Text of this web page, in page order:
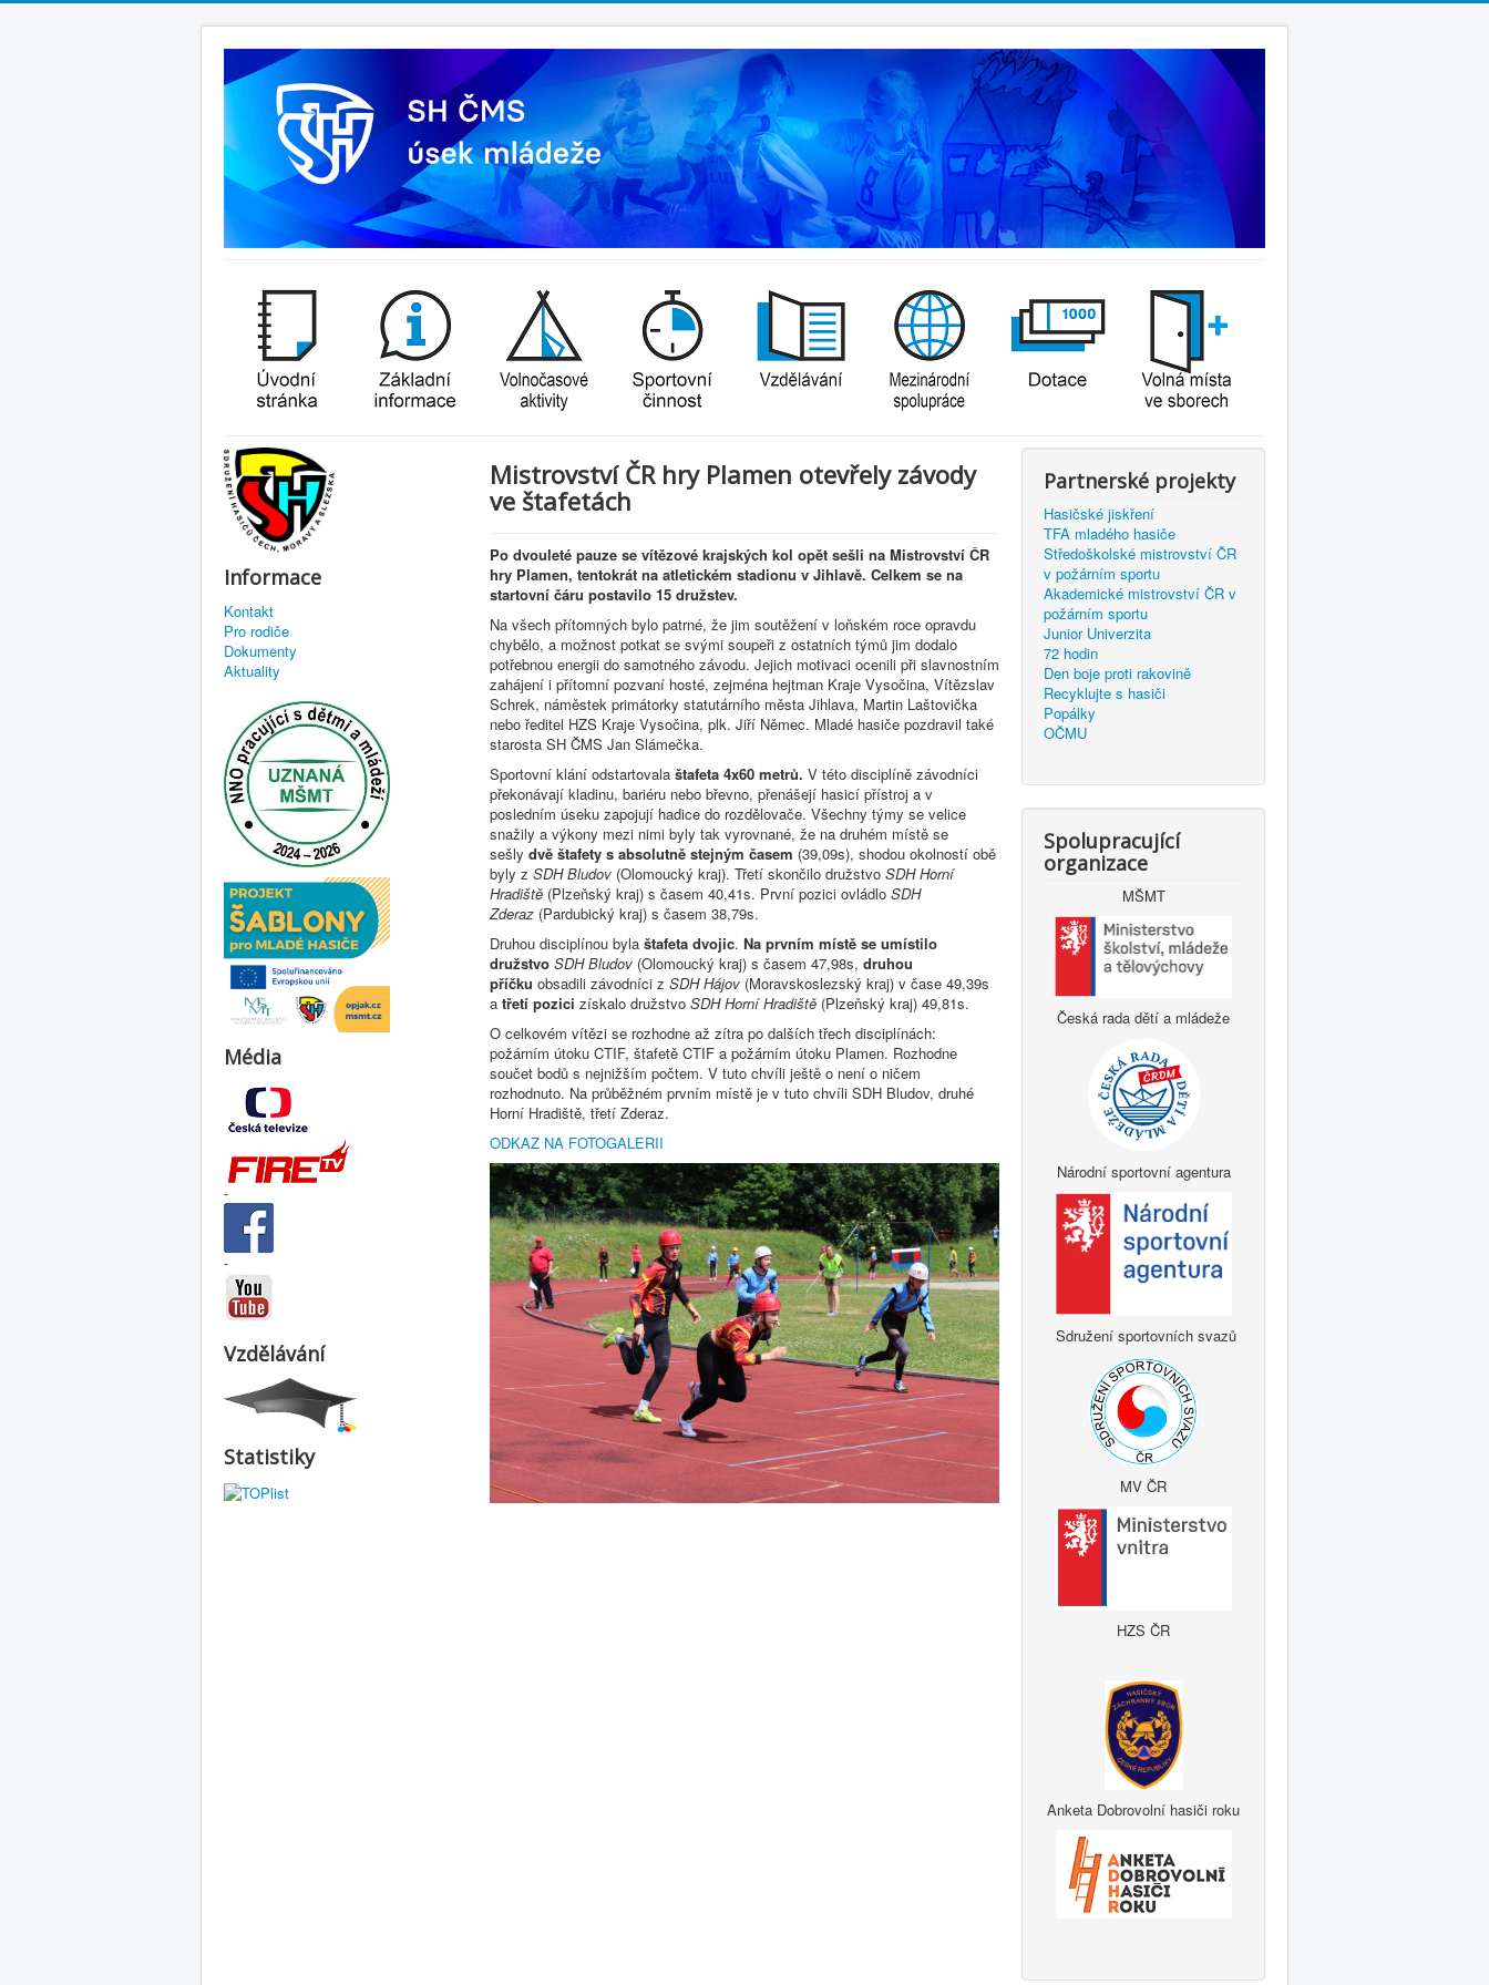
Informace
Kontakt
Pro rodiče
Dokumenty
Aktuality
Média
-
-
Vzdělávání
Statistiky
Mistrovství ČR hry Plamen otevřely závody
ve štafetách
Po dvouleté pauze se vítězové krajských kol opět sešli na Mistrovství ČR
hry Plamen, tentokrát na atletickém stadionu v Jihlavě. Celkem se na
startovní čáru postavilo 15 družstev.
Na všech přítomných bylo patrné, že jim soutěžení v loňském roce opravdu
chybělo, a možnost potkat se svými soupeři z ostatních týmů jim dodalo
potřebnou energii do samotného závodu. Jejich motivaci ocenili při slavnostním
zahájení i přítomní pozvaní hosté, zejména hejtman Kraje Vysočina, Vítězslav
Schrek, náměstek primátorky statutárního města Jihlava, Martin Laštovička
nebo ředitel HZS Kraje Vysočina, plk. Jiří Němec. Mladé hasiče pozdravil také
starosta SH ČMS Jan Slámečka.
Sportovní klání odstartovala štafeta 4x60 metrů. V této disciplíně závodníci
překonávají kladinu, bariéru nebo břevno, přenášejí hasicí přístroj a v
posledním úseku zapojují hadice do rozdělovače. Všechny týmy se velice
snažily a výkony mezi nimi byly tak vyrovnané, že na druhém místě se
sešly dvě štafety s absolutně stejným časem (39,09s), shodou okolností obě
byly z SDH Bludov (Olomoucký kraj). Třetí skončilo družstvo SDH Horní
Hradiště (Plzeňský kraj) s časem 40,41s. První pozici ovládlo SDH
Zderaz (Pardubický kraj) s časem 38,79s.
Druhou disciplínou byla štafeta dvojic. Na prvním místě se umístilo
družstvo SDH Bludov (Olomoucký kraj) s časem 47,98s, druhou
příčku obsadili závodníci z SDH Hájov (Moravskoslezský kraj) v čase 49,39s
a třetí pozici získalo družstvo SDH Horní Hradiště (Plzeňský kraj) 49,81s.
O celkovém vítězi se rozhodne až zítra po dalších třech disciplínách:
požárním útoku CTIF, štafetě CTIF a požárním útoku Plamen. Rozhodne
součet bodů s nejnižším počtem. V tuto chvíli ještě o není o ničem
rozhodnuto. Na průběžném prvním místě je v tuto chvíli SDH Bludov, druhé
Horní Hradiště, třetí Zderaz.
ODKAZ NA FOTOGALERII
Partnerské projekty
Hasičské jiskření
TFA mladého hasiče
Středoškolské mistrovství ČR
v požárním sportu
Akademické mistrovství ČR v
požárním sportu
Junior Univerzita
72 hodin
Den boje proti rakovině
Recyklujte s hasiči
Popálky
OČMU
Spolupracující
organizace
MŠMT
Česká rada dětí a mládeže
Národní sportovní agentura
Sdružení sportovních svazů
MV ČR
HZS ČR
Anketa Dobrovolní hasiči roku